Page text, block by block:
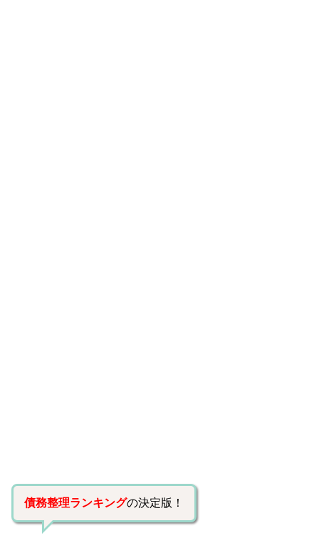
債務整理ランキングの決定版！